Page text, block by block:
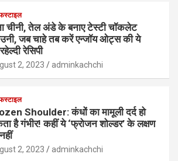
चीनी, तेल अंडे के बनाए टेस्टी चॉकलेट
जब चाहे तब करें एन्जॉय ओट्स की ये
रेसिपी
2, 2023 adminkachchi
Shoulder: कंधों का मामूली दर्द हो
है गंभीर! कहीं ये ‘फ्रोजन शोल्डर’ के लक्षण
2, 2023 adminkachchi